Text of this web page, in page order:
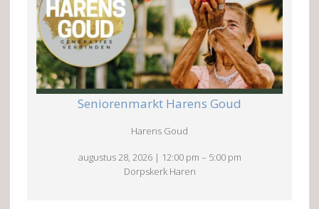
Seniorenmarkt Harens Goud
Harens Goud
augustus 28, 2026 | 12:00 pm – 5:00 pm
Dorpskerk Haren